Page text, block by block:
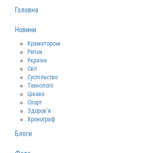
Головна
Новини
Краматорськ
Регіон
Україна
Світ
Суспільство
Технології
Цікаво
Спорт
Здоров‘я
Хронограф
Блоги